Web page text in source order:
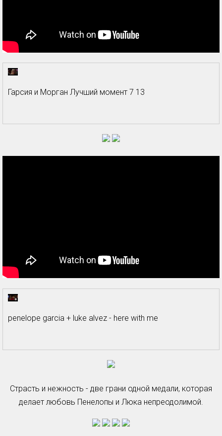
Гарсия и Морган Лучший момент 7 13
penelope garcia + luke alvez - here with me
Страсть и нежность - две грани одной медали, которая
делает любовь Пенелопы и Люка непреодолимой.